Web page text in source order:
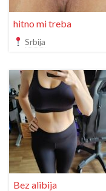
hitno mi treba
Srbija
Bez alibija